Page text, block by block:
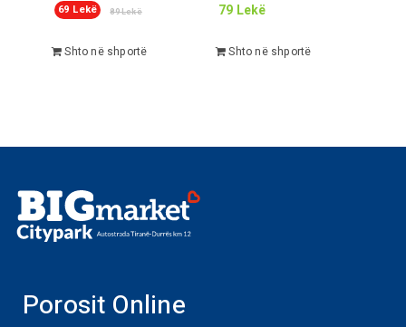
89Lekë
69 Lekë
Shto në shportë
79 Lekë
Shto në shportë
Porosit Online